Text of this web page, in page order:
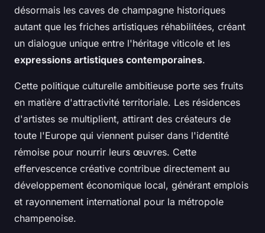
désormais les caves de champagne historiques
autant que les friches artistiques réhabilitées, créant
un dialogue unique entre l'héritage viticole et les
expressions artistiques contemporaines.
Cette politique culturelle ambitieuse porte ses fruits
en matière d'attractivité territoriale. Les résidences
d'artistes se multiplient, attirant des créateurs de
toute l'Europe qui viennent puiser dans l'identité
rémoise pour nourrir leurs œuvres. Cette
effervescence créative contribue directement au
développement économique local, générant emplois
et rayonnement international pour la métropole
champenoise.